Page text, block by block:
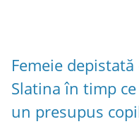
Femeie
Slatina în timp
un presupus